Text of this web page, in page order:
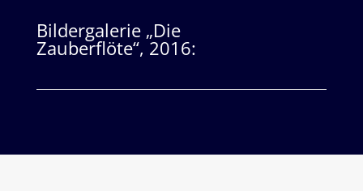
Bildergalerie „Die
Zauberflöte“, 2016: